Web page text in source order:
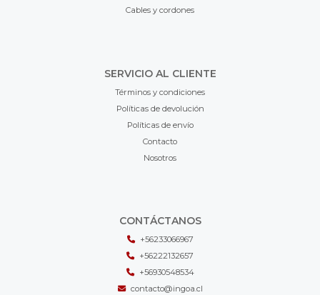
Cables y cordones
SERVICIO AL CLIENTE
Términos y condiciones
Políticas de devolución
Políticas de envío
Contacto
Nosotros
CONTÁCTANOS
+56233066967
+56222132657
+56930548534
contacto@ingoa.cl